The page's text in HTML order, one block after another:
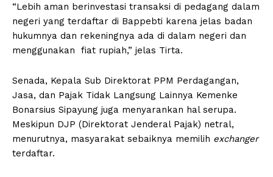
“Lebih aman berinvestasi transaksi di pedagang dalam
negeri yang terdaftar di Bappebti karena jelas badan
hukumnya dan rekeningnya ada di dalam negeri dan
menggunakan fiat rupiah,” jelas Tirta.
Senada, Kepala Sub Direktorat PPM Perdagangan,
Jasa, dan Pajak Tidak Langsung Lainnya Kemenke
Bonarsius Sipayung juga menyarankan hal serupa.
Meskipun DJP (Direktorat Jenderal Pajak) netral,
menurutnya, masyarakat sebaiknya memilih exchanger
terdaftar.